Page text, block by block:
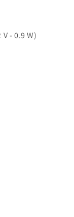
V - 0.9 W)